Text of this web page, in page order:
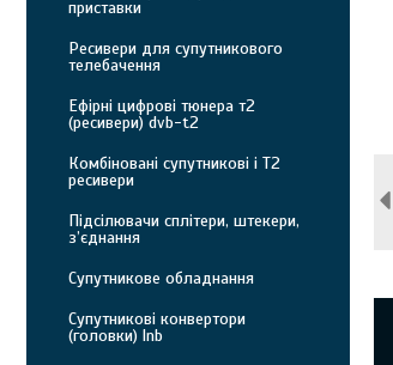
приставки
Ресивери для супутникового
телебачення
Ефірні цифрові тюнера т2
(ресивери) dvb-t2
Комбіновані супутникові і Т2
ресивери
Підсілювачи сплітери, штекери,
з’єднання
Супутникове обладнання
Супутникові конвертори
(головки) lnb